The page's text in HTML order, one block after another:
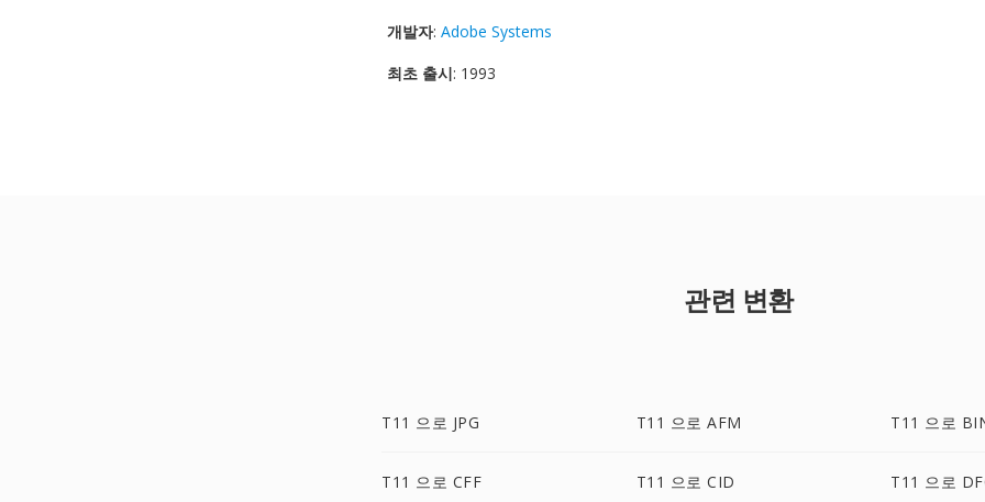
개발자: Adobe Systems
최초 출시: 1993
관련 변환
T11 으로 JPG T11 으로 AFM T11 으로
T11 으로 CFF T11 으로 CID T11 으로